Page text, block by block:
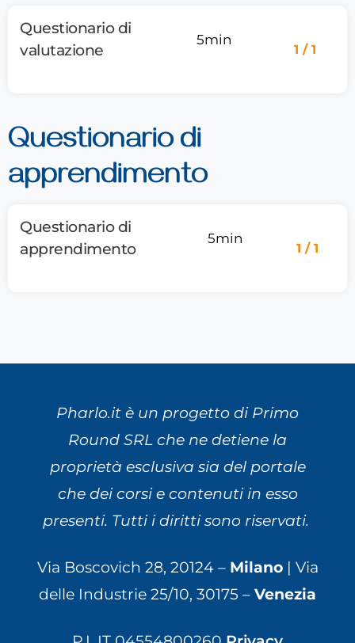
1 / 1
5min
Questionario di
valutazione
Questionario di
apprendimento
1 / 1
5min
Questionario di
apprendimento
Pharlo.it è un progetto di Primo
Round SRL che ne detiene la
proprietà esclusiva sia del portale
che dei corsi e contenuti in esso
presenti. Tutti i diritti sono riservati.
Via Boscovich 28, 20124 – Milano| Via
delle Industrie 25/10, 30175 – Venezia